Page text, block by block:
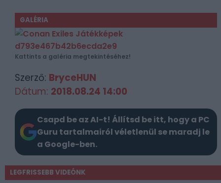
GALÉRIA
Kattints a galéria megtekintéséhez!
Szerző: BryceHUN
Dátum: 2018.08.24 14:00
Csapd be az AI-t! Állítsd be itt, hogy a PC
Guru tartalmairól véletlenül se maradj le
a Google-ben.
LEGFRISSEBB VIDEÓNK